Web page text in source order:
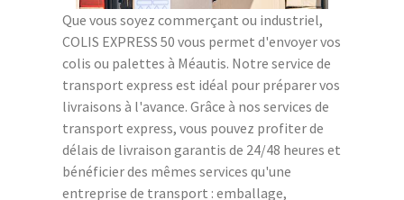
Que vous soyez commerçant ou industriel,
COLIS EXPRESS 50 vous permet d'envoyer vos
colis ou palettes à Méautis. Notre service de
transport express est idéal pour préparer vos
livraisons à l'avance. Grâce à nos services de
transport express, vous pouvez profiter de
délais de livraison garantis de 24/48 heures et
bénéficier des mêmes services qu'une
entreprise de transport : emballage,